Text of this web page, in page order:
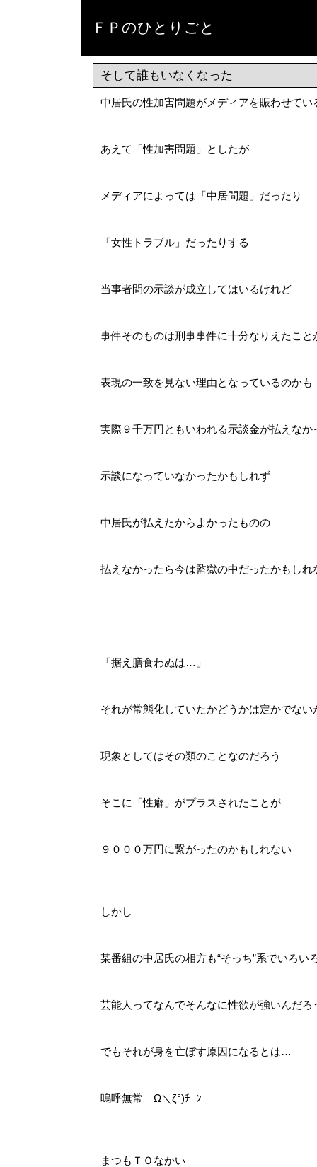
ＦＰのひとりごと
そして誰もいなくなった
中居氏の性加害問題がメディアを賑わせてい
あえて「性加害問題」としたが
メディアによっては「中居問題」だったり
「女性トラブル」だったりする
当事者間の示談が成立してはいるけれど
事件そのものは刑事事件に十分なりえたこと
表現の一致を見ない理由となっているのかも
実際９千万円ともいわれる示談金が払えなか
示談になっていなかったかもしれず
中居氏が払えたからよかったものの
払えなかったら今は監獄の中だったかもしれ
「据え膳食わぬは…」
それが常態化していたかどうかは定かでない
現象としてはその類のことなのだろう
そこに「性癖」がプラスされたことが
９０００万円に繋がったのかもしれない
しかし
某番組の中居氏の相方も“そっち”系でいろい
芸能人ってなんでそんなに性欲が強いんだろ
でもそれが身を亡ぼす原因になるとは…
嗚呼無常 Ω＼ζ°)ﾁｰﾝ
まつもＴＯなかい